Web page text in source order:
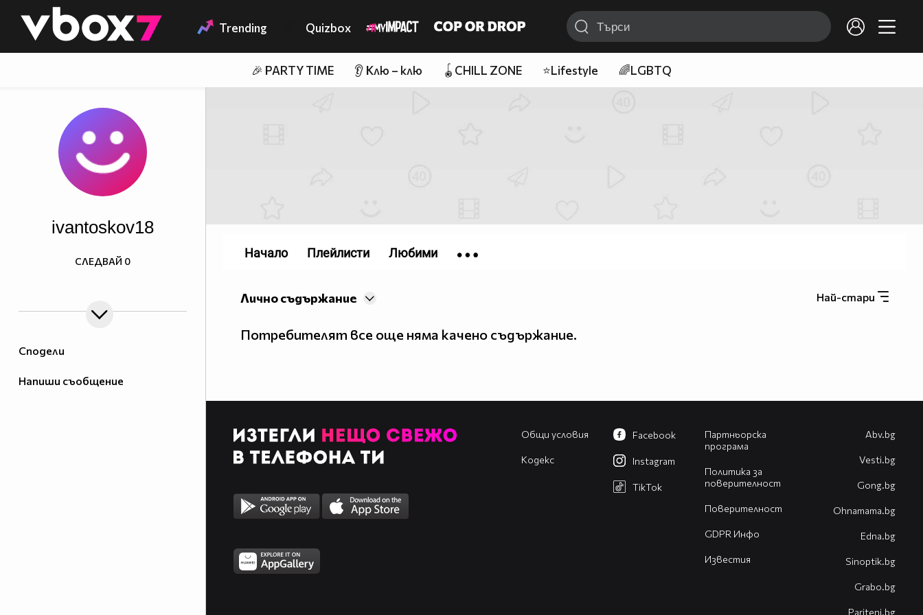
👾 Trending Quizbox
🎉 PARTY TIME 👂 Клю – клю 🪀CHILL ZONE ⭐Lifestyle 🌈LGBTQ
Сподели
Напиши съобщение
ivantoskov18
СЛЕДВАЙ 0
Най-стари
Лично съдържание
Потребителят все още няма качено съдържание.
Начало Плейлисти Любими
Общи условия
Кодекс
Партньорска
програма
Политика за
поверителност
Поверителност
GDPR Инфо
Известия
Facebook
Instagram
TikTok
Abv.bg
Vesti.bg
Gong.bg
Оhnamama.bg
Edna.bg
Sinoptik.bg
Grabo.bg
Pariteni.bg